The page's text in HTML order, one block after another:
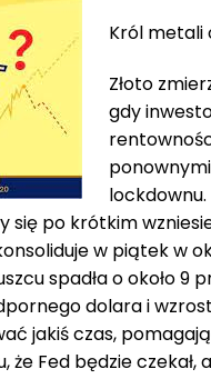
Król metali
Złoto
gdy
się po krótkim
w piątek w
spadła o około
dolara i
jakiś czas,
że Fed będzie